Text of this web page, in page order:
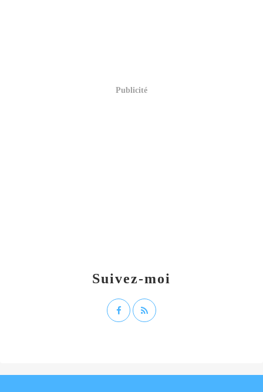
Suivez-moi
Publicité